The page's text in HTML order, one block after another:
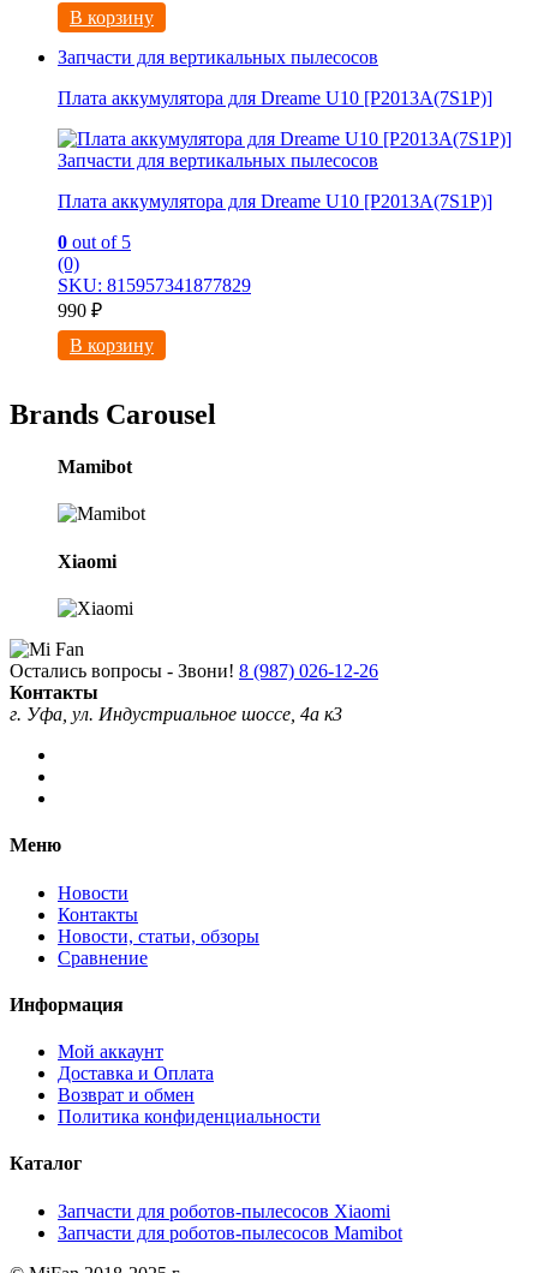
В корзину
Запчасти для вертикальных пылесосов
Плата аккумулятора для Dreame U10 [P2013A(7S1P)]
Запчасти для вертикальных пылесосов
Плата аккумулятора для Dreame U10 [P2013A(7S1P)]
0 out of 5
(0)
SKU: 815957341877829
990 ₽
В корзину
Brands Carousel
Mamibot
Xiaomi
Остались вопросы - Звони! 8 (987) 026-12-26
Контакты
г. Уфа, ул. Индустриальное шоссе, 4а к3
Меню
Новости
Контакты
Новости, статьи, обзоры
Сравнение
Информация
Мой аккаунт
Доставка и Оплата
Возврат и обмен
Политика конфиденциальности
Каталог
Запчасти для роботов-пылесосов Xiaomi
Запчасти для роботов-пылесосов Mamibot